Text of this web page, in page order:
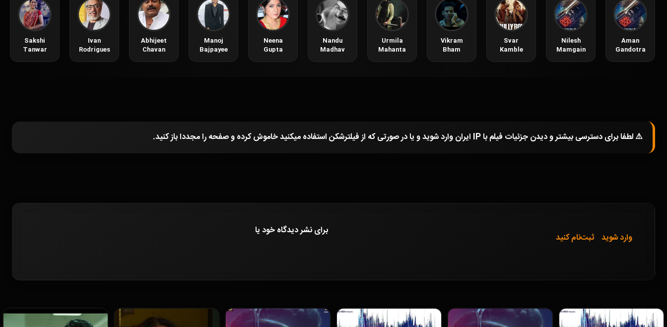
Sakshi
Tanwar
Ivan
Rodrigues
Abhijeet
Chavan
Manoj
Bajpayee
Neena
Gupta
Nandu
Madhav
Urmila
Mahanta
Vikram
Bham
Svar
Kamble
Nilesh
Mamgain
Aman
Gandotra
⚠️ لطفا برای دسترسی بیشتر و دیدن جزئیات فیلم با IP ایران وارد شوید و یا در صورتی که از فیلترشکن استفاده میکنید خاموش کرده و صفحه را مجددا باز کنید.
برای نشر دیدگاه خود
وارد شوید
یا
ثبت‌نام کنید